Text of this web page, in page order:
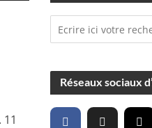
Réseaux sociaux